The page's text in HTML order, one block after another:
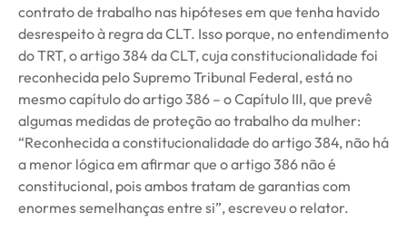
contrato de trabalho nas hipóteses em que tenha havido
desrespeito à regra da CLT. Isso porque, no entendimento
do TRT, o artigo 384 da CLT, cuja constitucionalidade foi
reconhecida pelo Supremo Tribunal Federal, está no
mesmo capítulo do artigo 386 – o Capítulo III, que prevê
algumas medidas de proteção ao trabalho da mulher:
“Reconhecida a constitucionalidade do artigo 384, não há
a menor lógica em afirmar que o artigo 386 não é
constitucional, pois ambos tratam de garantias com
enormes semelhanças entre si”, escreveu o relator.